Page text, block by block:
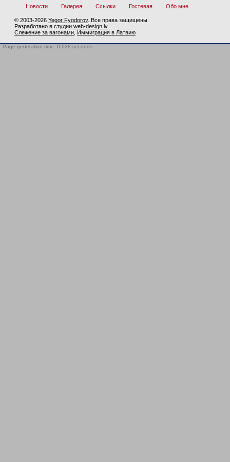
Новости Галерея Ссылки Гостевая Обо мне
© 2003-2026 Yegor Fyodorov. Все права защищены.
Разработано в студии web-design.lv
Слежение за вагонами Иммиграция в Латвию
Page generation time: 0.028 seconds